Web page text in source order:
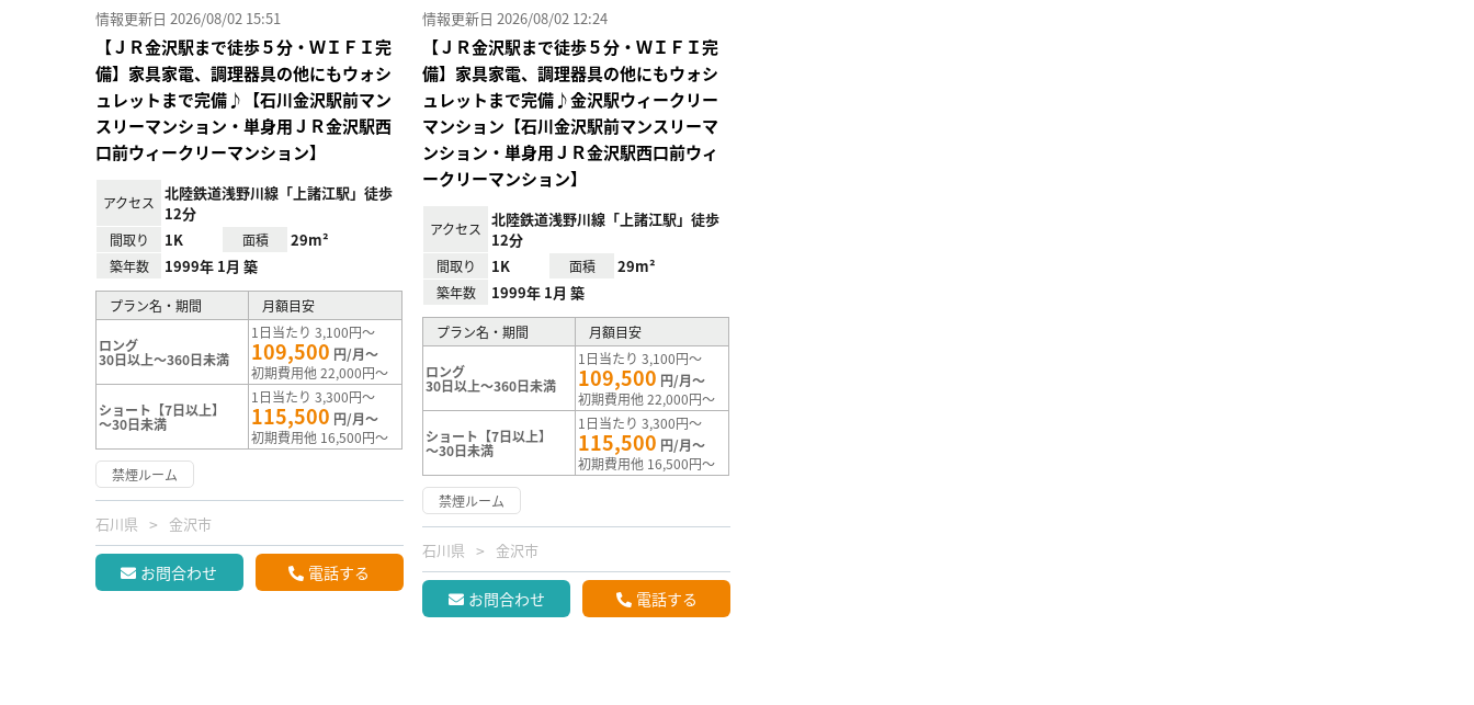
情報更新日 2026/08/02 15:51
【ＪＲ金沢駅まで徒歩５分・ＷＩＦＩ完
備】家具家電、調理器具の他にもウォシ
ュレットまで完備♪【石川金沢駅前マン
スリーマンション・単身用ＪＲ金沢駅西
口前ウィークリーマンション】
アクセス
北陸鉄道浅野川線「上諸江駅」徒歩
12分
間取り 1K 面積 29m²
築年数 1999年 1月 築
プラン名・期間 月額目安
ロング
30日以上～360日未満
1日当たり 3,100円～
109,500 円/月～
初期費用他 22,000円～
ショート【7日以上】
～30日未満
1日当たり 3,300円～
115,500 円/月～
初期費用他 16,500円～
禁煙ルーム
石川県 金沢市
お問合わせ 電話する
情報更新日 2026/08/02 12:24
【ＪＲ金沢駅まで徒歩５分・ＷＩＦＩ完
備】家具家電、調理器具の他にもウォシ
ュレットまで完備♪金沢駅ウィークリー
マンション【石川金沢駅前マンスリーマ
ンション・単身用ＪＲ金沢駅西口前ウィ
ークリーマンション】
アクセス
北陸鉄道浅野川線「上諸江駅」徒歩
12分
間取り 1K 面積 29m²
築年数 1999年 1月 築
プラン名・期間 月額目安
ロング
30日以上～360日未満
1日当たり 3,100円～
109,500 円/月～
初期費用他 22,000円～
ショート【7日以上】
～30日未満
1日当たり 3,300円～
115,500 円/月～
初期費用他 16,500円～
禁煙ルーム
石川県 金沢市
お問合わせ 電話する